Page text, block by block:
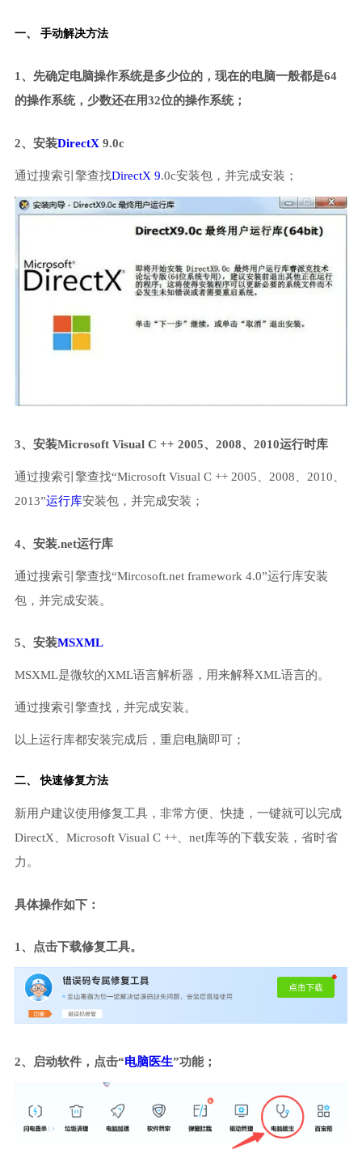
一、 手动解决方法
1、先确定电脑操作系统是多少位的，现在的电脑一般都是64
的操作系统，少数还在用32位的操作系统；
2、安装DirectX 9.0c
通过搜索引擎查找DirectX 9.0c安装包，并完成安装；
3、安装Microsoft Visual C ++ 2005、2008、2010运行时库
通过搜索引擎查找“Microsoft Visual C ++ 2005、2008、2010、
2013”运行库安装包，并完成安装；
4、安装.net运行库
通过搜索引擎查找“Mircosoft.net framework 4.0”运行库安装
包，并完成安装。
5、安装MSXML
MSXML是微软的XML语言解析器，用来解释XML语言的。
通过搜索引擎查找，并完成安装。
以上运行库都安装完成后，重启电脑即可；
二、 快速修复方法
新用户建议使用修复工具，非常方便、快捷，一键就可以完成
DirectX、Microsoft Visual C ++、net库等的下载安装，省时省
力。
具体操作如下：
1、点击下载修复工具。
2、启动软件，点击“电脑医生”功能；